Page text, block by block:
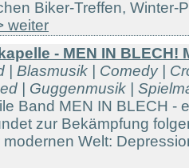
Biker-Treffen, Winter-
weiter
- MEN IN
| Blasmusik | Comedy |
| Guggenmusik |
Band MEN IN BLECH -
zur Bekämpfung
Welt: